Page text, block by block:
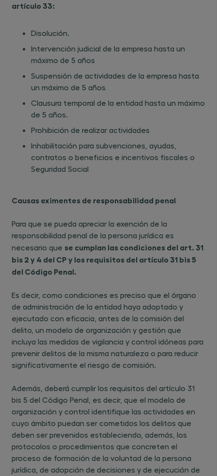
artículo 33:
Disolución.
Intervención judicial de la empresa hasta un
máximo de 5 años
Suspensión de actividades de la empresa hasta
un máximo de 5 años
Clausura temporal de la entidad hasta un máximo
de 5 años.
Prohibición de realizar actividades
Inhabilitación para subvenciones, ayudas,
contratos o beneficios e incentivos fiscales o
Seguridad Social
Causas eximentes de responsabilidad penal
Para que se pueda apreciar la exención de la
responsabilidad penal de la persona jurídica es
necesario que ​ se cumplan las condiciones del art. 31
bis 2 y 4 del CP y los requisitos del artículo 31 bis 5
del Código Penal.
Es decir, como condiciones es preciso que el órgano
de administración de la entidad haya adoptado y
ejecutado con eficacia, antes de la comisión del
delito, un modelo de organización y gestión que
incluya las medidas de vigilancia y control idóneas para
prevenir delitos de la misma naturaleza o para reducir
significativamente el riesgo de comisión.
Además, deberá cumplir los requisitos del artículo 31
bis 5 del Código Penal, es decir, que el modelo de
organización y control identifique las actividades en
cuyo ámbito puedan ser cometidos los delitos que
deben ser prevenidos estableciendo, además, los
protocolos o procedimientos que concreten el
proceso de formación de la voluntad de la persona
jurídica, de adopción de decisiones y de ejecución de